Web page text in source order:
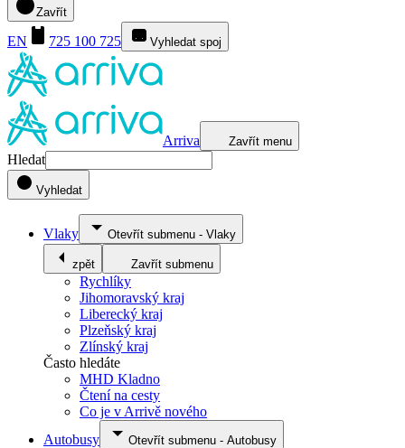
Zavřít
EN 725 100 725 Vyhledat spoj
Arriva Zavřít menu
Hledat
Vyhledat
Vlaky Otevřít submenu - Vlaky
zpět Zavřít submenu
Rychlíky
Jihomoravský kraj
Liberecký kraj
Plzeňský kraj
Zlínský kraj
Často hledáte
MHD Kladno
Čtení na cesty
Co je v Arrivě nového
Autobusy
Otevřít submenu - Autobusy